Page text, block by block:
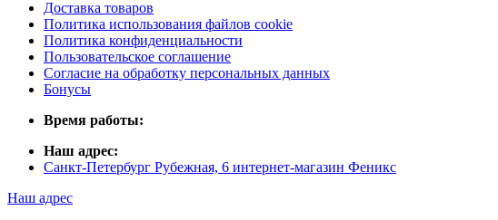
Доставка товаров
Политика использования файлов cookie
Политика конфиденциальности
Пользовательское соглашение
Согласие на обработку персональных данных
Бонусы
Время работы:
Наш адрес:
Санкт-Петербург Рубежная, 6 интернет-магазин Феникс
Наш адрес